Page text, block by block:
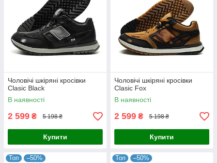
Чоловічі шкіряні кросівки
Clasic Black
В наявності
2 599 ₴ 5 198 ₴
Купити
Чоловічі шкіряні кросівки
Clasic Fox
В наявності
2 599 ₴ 5 198 ₴
Купити
Топ –50% Топ –50%